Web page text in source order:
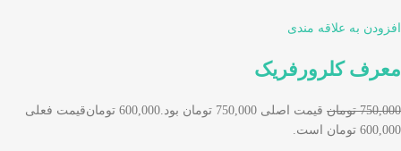
افزودن به علاقه مندی
معرف کلرورفریک
750,000 تومان قیمت اصلی 750,000 تومان بود. 600,000 تومان
قیمت فعلی
600,000 تومان است.